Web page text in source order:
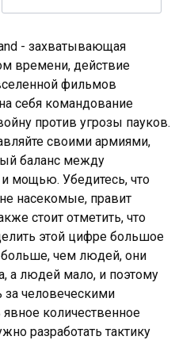
- захватывающая
времени, действие
фильмов
себя командование
против угрозы пауков.
своими армиями,
баланс между
мощью. Убедитесь, что
насекомые, правит
стоит отметить, что
этой цифре большое
чем людей, они
а людей мало, и поэтому
за человеческими
количественное
разработать тактику